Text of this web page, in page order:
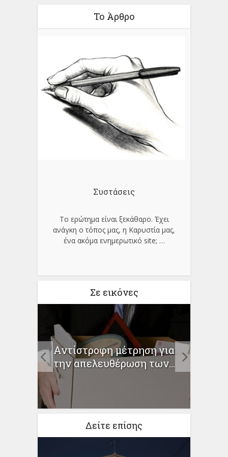
Το Άρθρο
Συστάσεις
Το ερώτημα είναι ξεκάθαρο. Έχει
ανάγκη ο τόπος μας, η Καρυστία μας,
ένα ακόμα ενημερωτικό site; …
Σε εικόνες
Αντίστροφη μέτρηση για
την απελευθέρωση των...
Δείτε επίσης